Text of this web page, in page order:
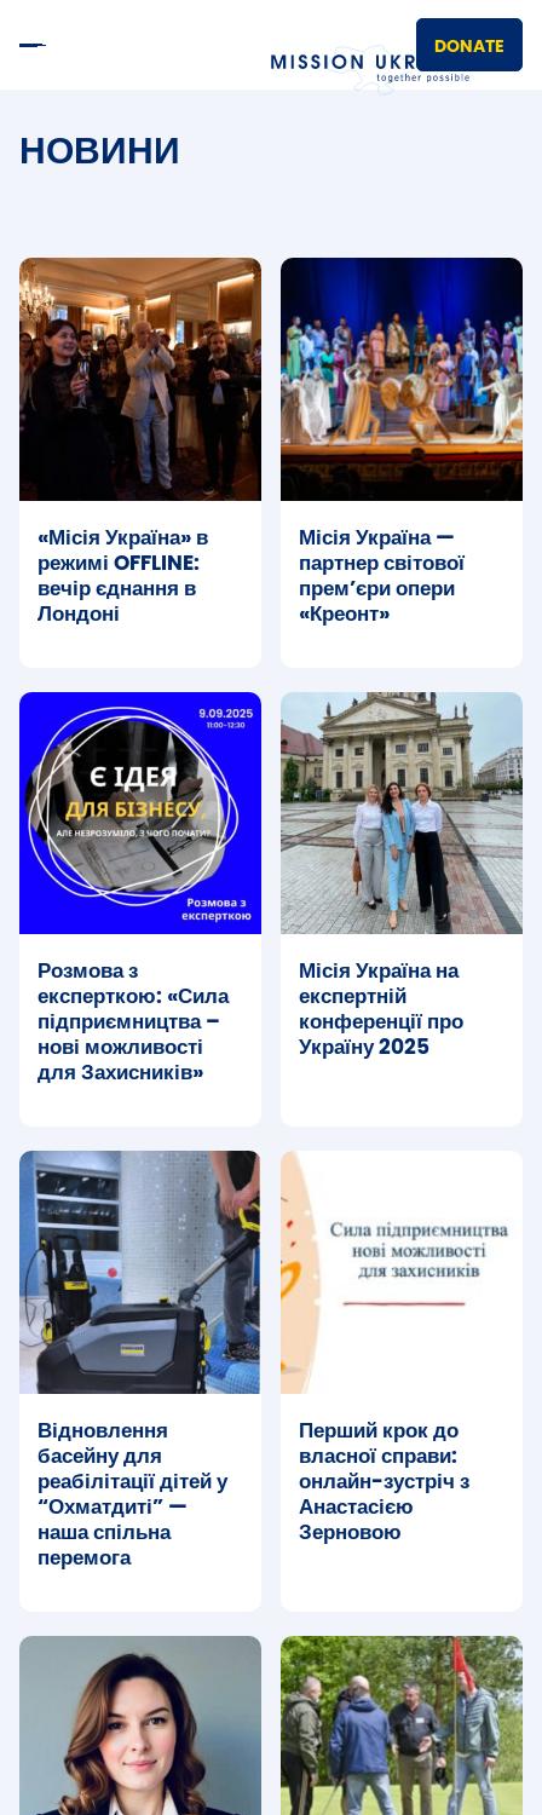
DONATE
НОВИНИ
«Місія Україна» в
режимі OFFLINE:
вечір єднання в
Лондоні
Місія Україна —
партнер світової
прем’єри опери
«Креонт»
Розмова з
експерткою: «Сила
підприємництва –
нові можливості
для Захисників»
Місія Україна на
експертній
конференції про
Україну 2025
Відновлення
басейну для
реабілітації дітей у
“Охматдиті” —
наша спільна
перемога
Перший крок до
власної справи:
онлайн-зустріч з
Анастасією
Зерновою